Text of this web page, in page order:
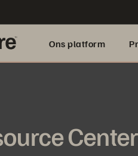
Ons platform
Center